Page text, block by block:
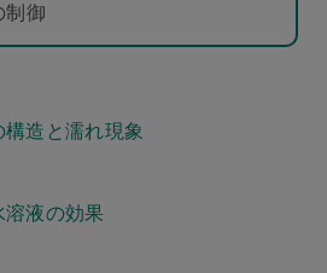
制御
造と濡れ現象
液の効果